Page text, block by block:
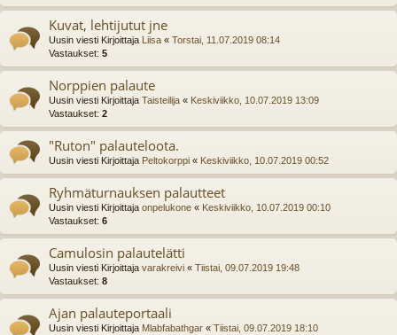
Kuvat, lehtijutut jne
Uusin viesti Kirjoittaja Liisa « Torstai, 11.07.2019 08:14
Vastaukset: 5
Norppien palaute
Uusin viesti Kirjoittaja Taisteilija « Keskiviikko, 10.07.2019 13:09
Vastaukset: 2
"Ruton" palauteloota.
Uusin viesti Kirjoittaja Peltokorppi « Keskiviikko, 10.07.2019 00:52
Ryhmäturnauksen palautteet
Uusin viesti Kirjoittaja onpelukone « Keskiviikko, 10.07.2019 00:10
Vastaukset: 6
Camulosin palautelätti
Uusin viesti Kirjoittaja varakreivi « Tiistai, 09.07.2019 19:48
Vastaukset: 8
Ajan palauteportaali
Uusin viesti Kirjoittaja Mlabfabathgar « Tiistai, 09.07.2019 18:10